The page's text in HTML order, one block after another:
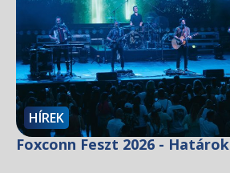
HÍREK
Foxconn Feszt 2026 -